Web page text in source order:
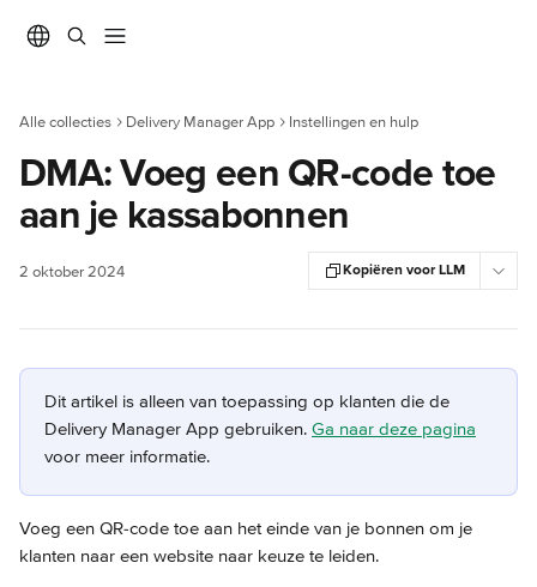
Alle collecties Delivery Manager App Instellingen en hulp
DMA: Voeg een QR-code toe
aan je kassabonnen
2 oktober 2024 Kopiëren voor LLM
Dit artikel is alleen van toepassing op klanten die de
Delivery Manager App gebruiken. Ga naar deze pagina
voor meer informatie.
Voeg een QR-code toe aan het einde van je bonnen om je
klanten naar een website naar keuze te leiden.